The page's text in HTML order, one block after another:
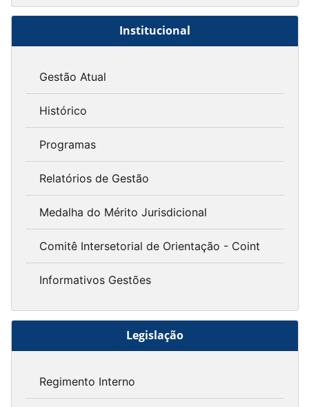
Institucional
Gestão Atual
Histórico
Programas
Relatórios de Gestão
Medalha do Mérito Jurisdicional
Comitê Intersetorial de Orientação - Coint
Informativos Gestões
Legislação
Regimento Interno